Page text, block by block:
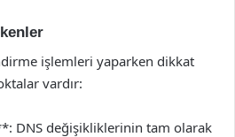
işlemleri yaparken dikkat
vardır:
DNS değişikliklerinin tam olarak